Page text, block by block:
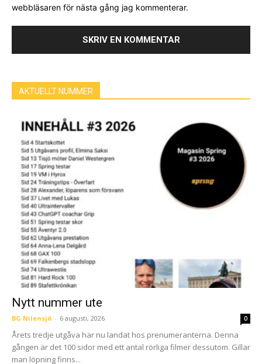
webbläsaren för nästa gång jag kommenterar.
AKTUELLT NUMMER
Nytt nummer ute
BG Nilensjö - 6 augusti, 2026 0
Årets tredje utgåva har nu landat hos prenumeranterna. Denna
gången är det 100 sidor med ett antal rörliga filmer dessutom. Gillar
man löpning finns...